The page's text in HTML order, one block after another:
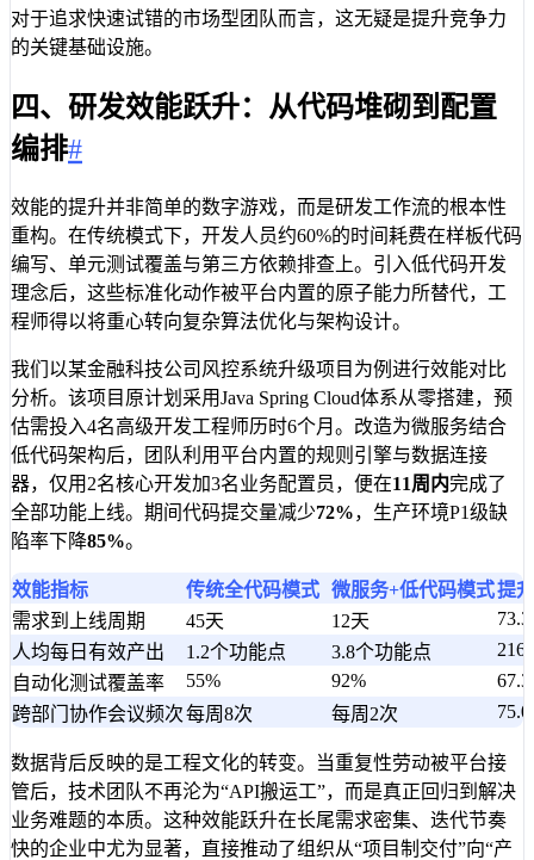
对于追求快速试错的市场型团队而言，这无疑是提升竞争力
的关键基础设施。
四、研发效能跃升：从代码堆砌到配置
编排#
效能的提升并非简单的数字游戏，而是研发工作流的根本性
重构。在传统模式下，开发人员约60%的时间耗费在样板代码
编写、单元测试覆盖与第三方依赖排查上。引入低代码开发
理念后，这些标准化动作被平台内置的原子能力所替代，工
程师得以将重心转向复杂算法优化与架构设计。
我们以某金融科技公司风控系统升级项目为例进行效能对比
分析。该项目原计划采用Java Spring Cloud体系从零搭建，预
估需投入4名高级开发工程师历时6个月。改造为微服务结合
低代码架构后，团队利用平台内置的规则引擎与数据连接
器，仅用2名核心开发加3名业务配置员，便在11周内完成了
全部功能上线。期间代码提交量减少72%，生产环境P1级缺
陷率下降85%。
效能指标 传统全代码模式 微服务+低代码模式提
需求到上线周期
45天 12天
人均每日有效产出
1.2个功能点 3.8个功能点
自动化测试覆盖率
55% 92%
跨部门协作会议频次每周8次 每周2次
数据背后反映的是工程文化的转变。当重复性劳动被平台接
管后，技术团队不再沦为“API搬运工”，而是真正回归到解决
业务难题的本质。这种效能跃升在长尾需求密集、迭代节奏
快的企业中尤为显著，直接推动了组织从“项目制交付”向“产